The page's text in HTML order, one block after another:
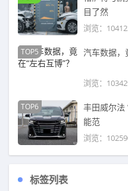
目了然
浏览：
TOP5 汽车数据，
浏览：
TOP6
丰田威尔法
能范
浏览：
标签列表